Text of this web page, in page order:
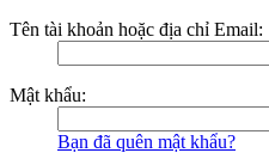
Tên tài khoản hoặc địa chỉ Email:
Mật khẩu:
Bạn đã quên mật khẩu?